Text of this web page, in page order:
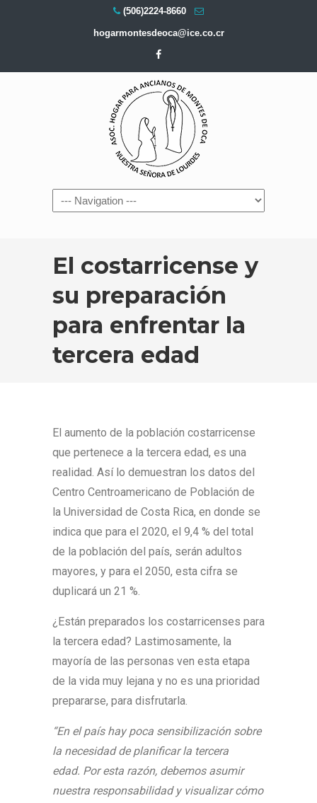
(506)2224-8660
hogarmontesdeoca@ice.co.cr
Navigation
El costarricense y
su preparación
para enfrentar la
tercera edad
El aumento de la población costarricense
que pertenece a la tercera edad, es una
realidad. Así lo demuestran los datos del
Centro Centroamericano de Población de
la Universidad de Costa Rica, en donde se
indica que para el 2020, el 9,4 % del total
de la población del país, serán adultos
mayores, y para el 2050, esta cifra se
duplicará un 21 %.
¿Están preparados los costarricenses para
la tercera edad? Lastimosamente, la
mayoría de las personas ven esta etapa
de la vida muy lejana y no es una prioridad
prepararse, para disfrutarla.
“En el país hay poca sensibilización sobre
la necesidad de planificar la tercera
edad. Por esta razón, debemos asumir
nuestra responsabilidad y visualizar cómo